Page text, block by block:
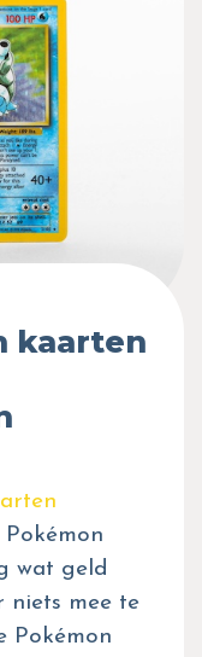
kaarten
wat geld
niets mee te
Pokémon